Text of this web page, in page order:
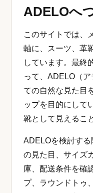
実際に使
新しく購入したア
めて使うのは避け
履き、バッグなら
袖口との収まり、
見え方を事前に確
感は、当日になる
く、歩く、階段を
る場面まで見てお
ットシューズを候
字だけで判断せず